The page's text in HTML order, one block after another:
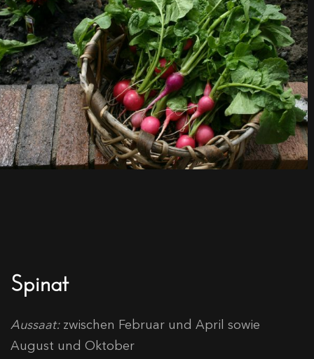
Spinat
Aussaat:zwischen Februar und April sowie
August und Oktober